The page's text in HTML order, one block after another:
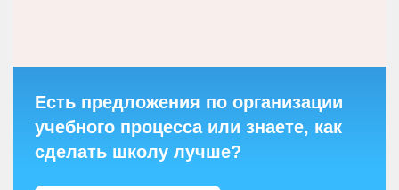
Есть предложения по организации
учебного процесса или знаете, как
сделать школу лучше?